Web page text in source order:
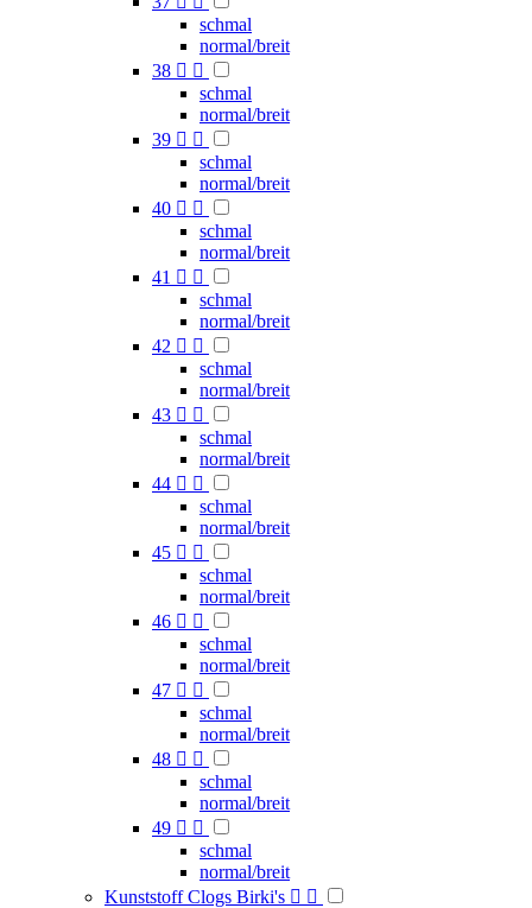
schmal
normal/breit
38  
schmal
normal/breit
39  
schmal
normal/breit
40  
schmal
normal/breit
41  
schmal
normal/breit
42  
schmal
normal/breit
43  
schmal
normal/breit
44  
schmal
normal/breit
45  
schmal
normal/breit
46  
schmal
normal/breit
47  
schmal
normal/breit
48  
schmal
normal/breit
49  
schmal
normal/breit
Kunststoff Clogs Birki's  